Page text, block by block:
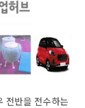
전반을 전수하는